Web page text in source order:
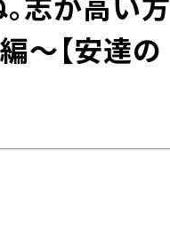
〜【安達の